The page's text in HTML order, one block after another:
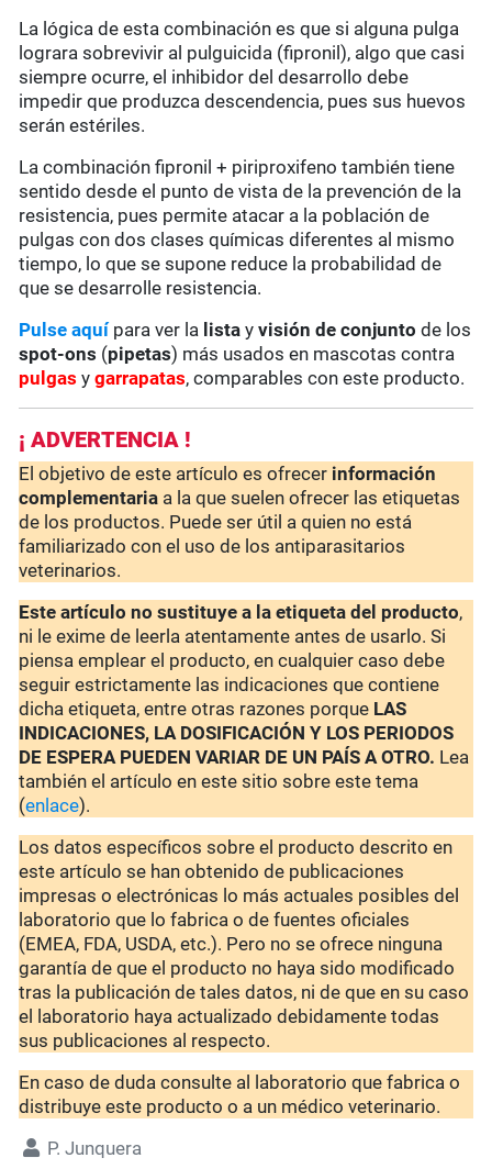
La lógica de esta combinación es que si alguna pulga
lograra sobrevivir al pulguicida (fipronil), algo que casi
siempre ocurre, el inhibidor del desarrollo debe
impedir que produzca descendencia, pues sus huevos
serán estériles.
La combinación fipronil + piriproxifeno también tiene
sentido desde el punto de vista de la prevención de la
resistencia, pues permite atacar a la población de
pulgas con dos clases químicas diferentes al mismo
tiempo, lo que se supone reduce la probabilidad de
que se desarrolle resistencia.
Pulse aquípara ver la lista yvisión de conjunto de los
spot-ons (pipetas) más usados en mascotas contra
pulgas ygarrapatas, comparables con este producto.
¡ ADVERTENCIA !
El objetivo de este artículo es ofrecer información
complementaria a la que suelen ofrecer las etiquetas
de los productos. Puede ser útil a quien no está
familiarizado con el uso de los antiparasitarios
veterinarios.
Este artículo no sustituye a la etiqueta del producto,
ni le exime de leerla atentamente antes de usarlo. Si
piensa emplear el producto, en cualquier caso debe
seguir estrictamente las indicaciones que contiene
dicha etiqueta, entre otras razones porque LAS
INDICACIONES, LA DOSIFICACIÓN Y LOS PERIODOS
DE ESPERA PUEDEN VARIAR DE UN PAÍS A OTRO. Lea
también el artículo en este sitio sobre este tema
(enlace).
Los datos específicos sobre el producto descrito en
este artículo se han obtenido de publicaciones
impresas o electrónicas lo más actuales posibles del
laboratorio que lo fabrica o de fuentes oficiales
(EMEA, FDA, USDA, etc.). Pero no se ofrece ninguna
garantía de que el producto no haya sido modificado
tras la publicación de tales datos, ni de que en su caso
el laboratorio haya actualizado debidamente todas
sus publicaciones al respecto.
En caso de duda consulte al laboratorio que fabrica o
distribuye este producto o a un médico veterinario.
P. Junquera